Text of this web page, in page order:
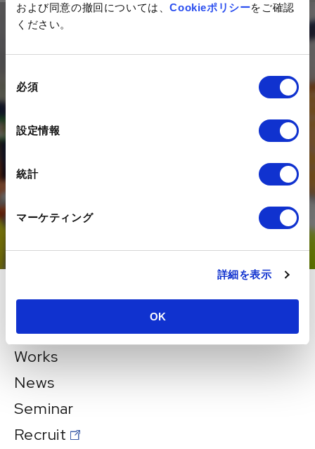
および同意の撤回については、Cookieポリシーをご確認
ください。
の
選
択
必須
設定情報
統計
マーケティング
詳細を表示
OK
Contact
About
Services
Works
News
Seminar
Recruit